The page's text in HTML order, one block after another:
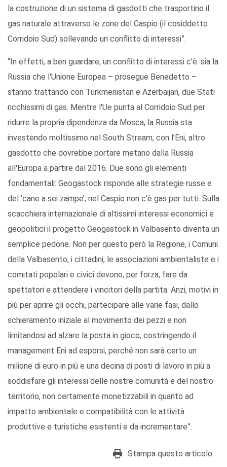
la costruzione di un sistema di gasdotti che trasportino il
gas naturale attraverso le zone del Caspio (il cosiddetto
Corridoio Sud) sollevando un conflitto di interessi”.
“In effetti, a ben guardare, un conflitto di interessi c'è: sia la
Russia che l'Unione Europea – prosegue Benedetto –
stanno trattando con Turkmenistan e Azerbaijan, due Stati
ricchissimi di gas. Mentre l'Ue punta al Corridoio Sud per
ridurre la propria dipendenza da Mosca, la Russia sta
investendo moltissimo nel South Stream, con l’Eni, altro
gasdotto che dovrebbe portare metano dalla Russia
all'Europa a partire dal 2016. Due sono gli elementi
fondamentali: Geogastock risponde alle strategie russe e
del ‘cane a sei zampe’; nel Caspio non c’è gas per tutti. Sulla
scacchiera internazionale di altissimi interessi economici e
geopolitici il progetto Geogastock in Valbasento diventa un
semplice pedone. Non per questo però la Regione, i Comuni
della Valbasento, i cittadini, le associazioni ambientaliste e i
comitati popolari e civici devono, per forza, fare da
spettatori e attendere i vincitori della partita. Anzi, motivi in
più per aprire gli occhi, partecipare alle varie fasi, dallo
schieramento iniziale al movimento dei pezzi e non
limitandosi ad alzare la posta in gioco, costringendo il
management Eni ad esporsi, perché non sarà certo un
milione di euro in più e una decina di posti di lavoro in più a
soddisfare gli interessi delle nostre comunità e del nostro
territorio, non certamente monetizzabili in quanto ad
impatto ambientale e compatibilità con le attività
produttive e turistiche esistenti e da incrementare”.
Stampa questo articolo